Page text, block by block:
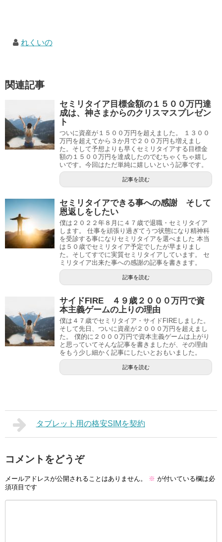
れくいの
関連記事
セミリタイア目標金額の１５００万円達
成は、神さまからのクリスマスプレゼン
ト
ついに資産が１５００万円を超えました。 １３００
万円を超えてから３か月で２００万円も増えまし
た。そして予想よりも早くセミリタイアする目標金
額の１５００万円を達成したのでむちゃくちゃ嬉し
いです。今回はただ単純に嬉しいという記事です。
記事を読む
セミリタイアできる事への感謝 そして
恩返しをしたい
僕は２０２２年８月に４７歳で退職・セミリタイア
します。 仕事を頑張り過ぎてうつ状態になり精神科
を受診する事になりセミリタイアを選べました 本当
は５０歳でセミリタイア予定でしたが早まりまし
た。そしてすでに実質セミリタイアしています。 セ
ミリタイア出来た事への感謝の記事を書きます。
記事を読む
サイドFIRE ４９歳２０００万円で資
本主義ゲームの上りの理由
僕は４７歳でセミリタイア・サイドFIREしました。
そして先日、ついに資産が２０００万円を超えまし
た。 僕的に２０００万円で資本主義ゲームは上がり
と思っていてそんな記事を書きましたが、その理由
をもう少し細かく記事にしたいとおもいました。
記事を読む
タブレット用の格安SIMを契約
コメントをどうぞ
メールアドレスが公開されることはありません。 ※ が付いている欄は必
須項目です